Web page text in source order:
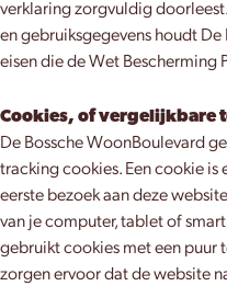
verklaring zorgvuldig
en gebruiksgegevens houdt
eisen die de Wet Bescherming
Cookies, of vergelijkbare
De Bossche WoonBoulevard
tracking cookies. Een cookie is
eerste bezoek aan deze
van je computer, tablet of
gebruikt cookies met een puur
zorgen ervoor dat de website